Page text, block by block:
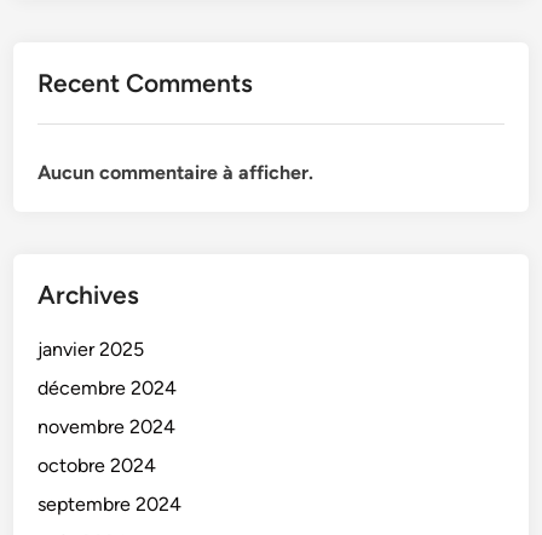
Recent Comments
Aucun commentaire à afficher.
Archives
janvier 2025
décembre 2024
novembre 2024
octobre 2024
septembre 2024